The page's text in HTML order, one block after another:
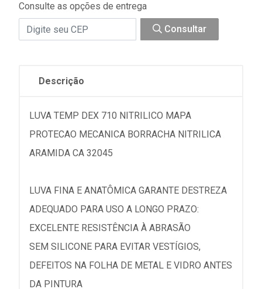
Consulte as opções de entrega
Consultar
Descrição
LUVA TEMP DEX 710 NITRILICO MAPA
PROTECAO MECANICA BORRACHA NITRILICA
ARAMIDA CA 32045
LUVA FINA E ANATÔMICA GARANTE DESTREZA
ADEQUADO PARA USO A LONGO PRAZO:
EXCELENTE RESISTÊNCIA À ABRASÃO
SEM SILICONE PARA EVITAR VESTÍGIOS,
DEFEITOS NA FOLHA DE METAL E VIDRO ANTES
DA PINTURA